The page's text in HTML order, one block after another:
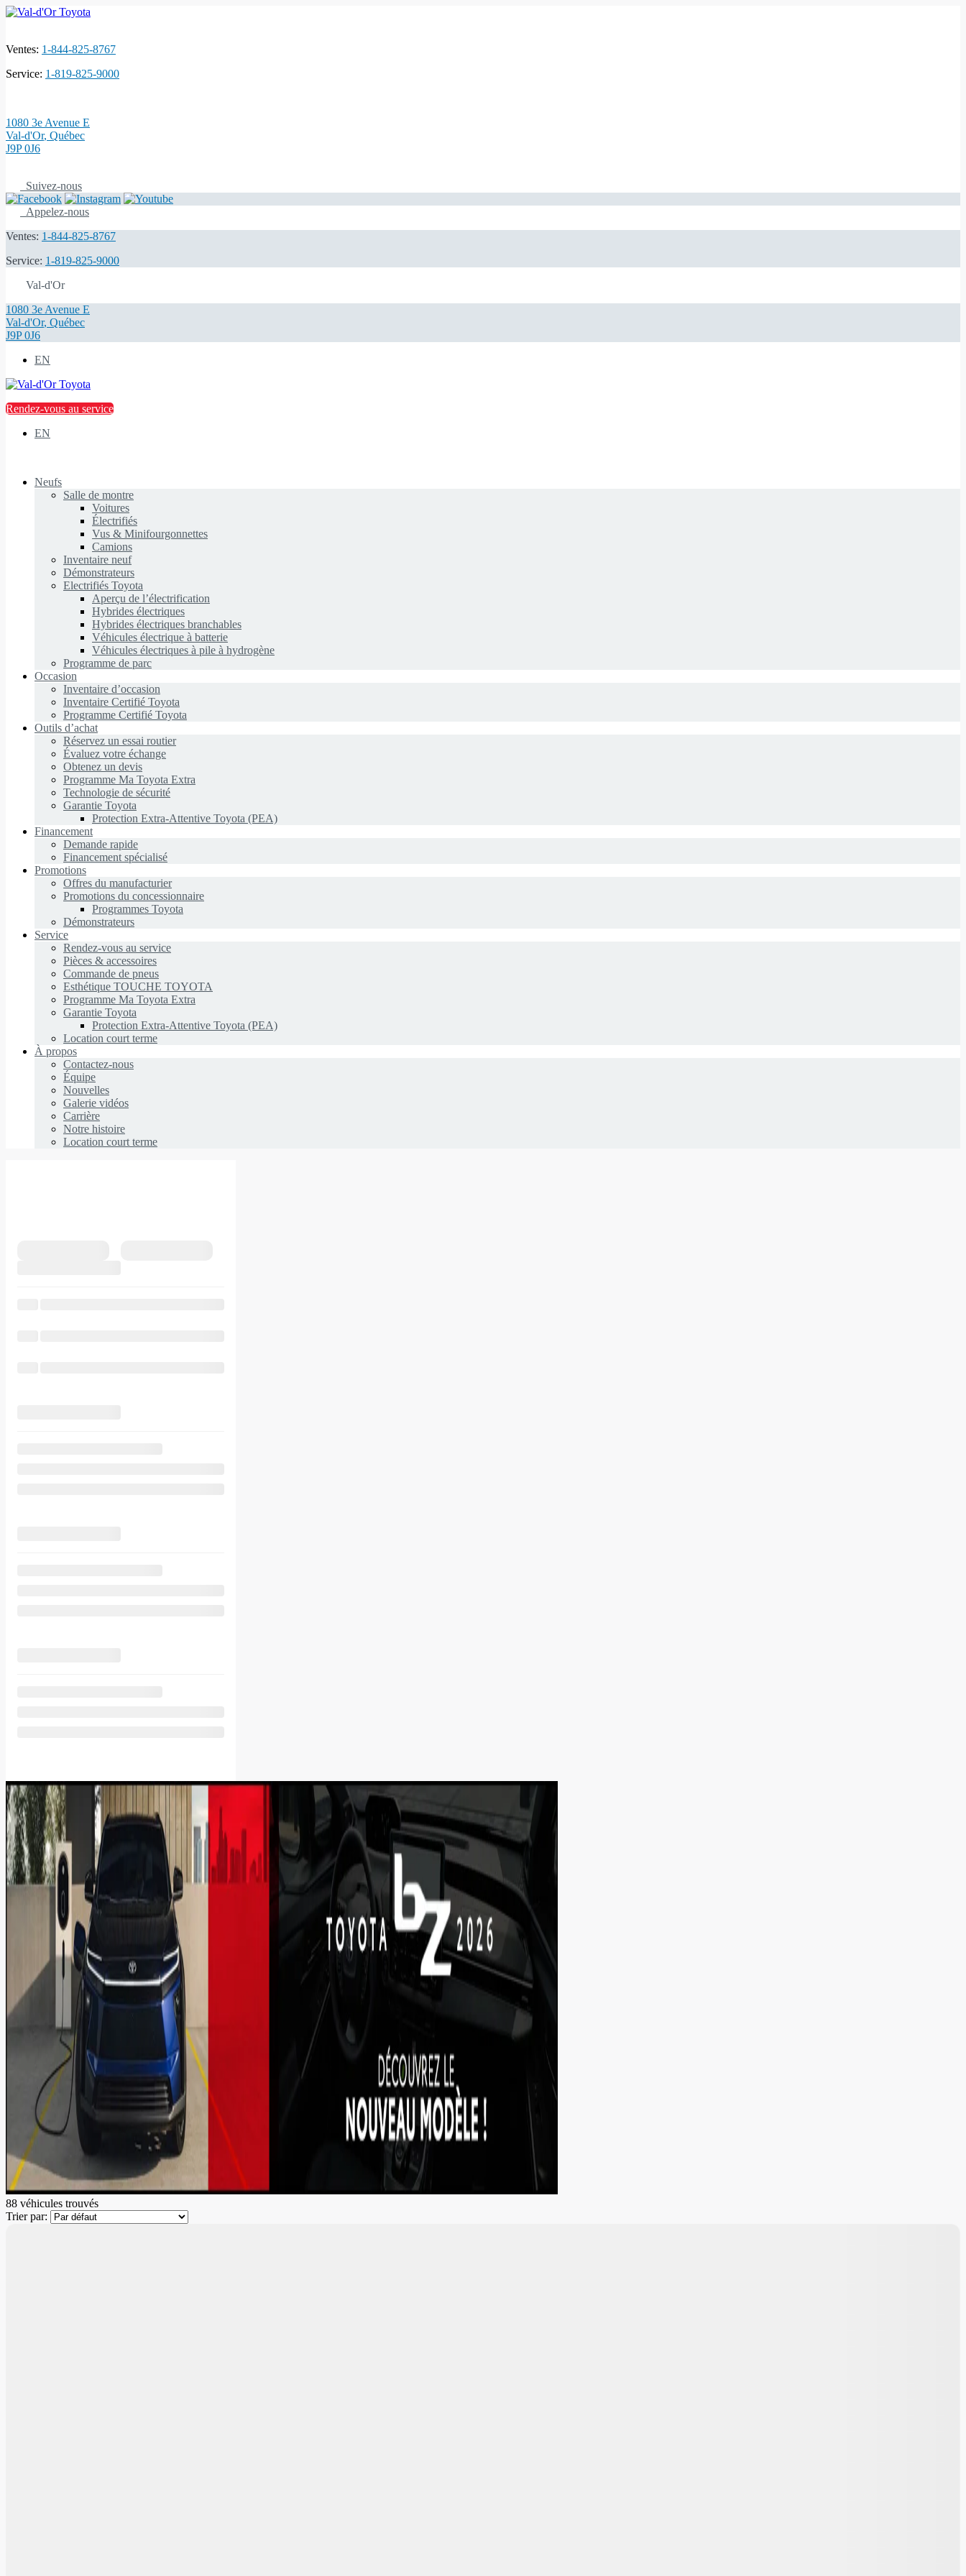
Ventes: 1-844-825-8767
Service: 1-819-825-9000
1080 3e Avenue E
Val-d'Or, Québec
J9P 0J6
Suivez-nous
Appelez-nous
Ventes: 1-844-825-8767
Service: 1-819-825-9000
Val-d'Or
1080 3e Avenue E
Val-d'Or, Québec
J9P 0J6
EN
Rendez-vous au service
EN
Neufs
Salle de montre
Voitures
Électrifiés
Vus & Minifourgonnettes
Camions
Inventaire neuf
Démonstrateurs
Electrifiés Toyota
Aperçu de l’électrification
Hybrides électriques
Hybrides électriques branchables
Véhicules électrique à batterie
Véhicules électriques à pile à hydrogène
Programme de parc
Occasion
Inventaire d’occasion
Inventaire Certifié Toyota
Programme Certifié Toyota
Outils d’achat
Réservez un essai routier
Évaluez votre échange
Obtenez un devis
Programme Ma Toyota Extra
Technologie de sécurité
Garantie Toyota
Protection Extra-Attentive Toyota (PEA)
Financement
Demande rapide
Financement spécialisé
Promotions
Offres du manufacturier
Promotions du concessionnaire
Programmes Toyota
Démonstrateurs
Service
Rendez-vous au service
Pièces & accessoires
Commande de pneus
Esthétique TOUCHE TOYOTA
Programme Ma Toyota Extra
Garantie Toyota
Protection Extra-Attentive Toyota (PEA)
Location court terme
À propos
Contactez-nous
Équipe
Nouvelles
Galerie vidéos
Carrière
Notre histoire
Location court terme
88 véhicules trouvés
Trier par: